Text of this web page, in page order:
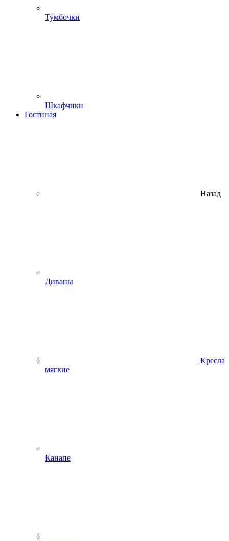
Тумбочки
Шкафчики
Гостиная
Назад
Диваны
Кресла
мягкие
Канапе